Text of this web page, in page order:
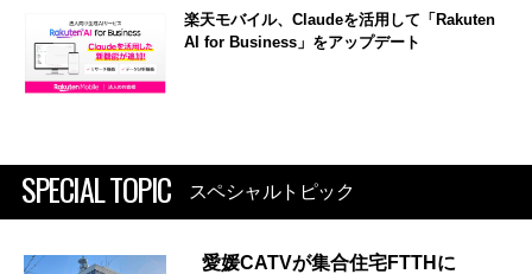
楽天モバイル、Claudeを活用して「Rakuten
AI for Business」をアップデート
SPECIAL TOPIC スペシャルトピック
愛媛CATVが集合住宅FTTHに